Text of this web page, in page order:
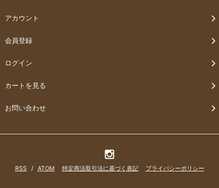
アカウント
会員登録
ログイン
カートを見る
お問い合わせ
RSS / ATOM 特定商法取引法に基づく表記 プライバシーポリシー